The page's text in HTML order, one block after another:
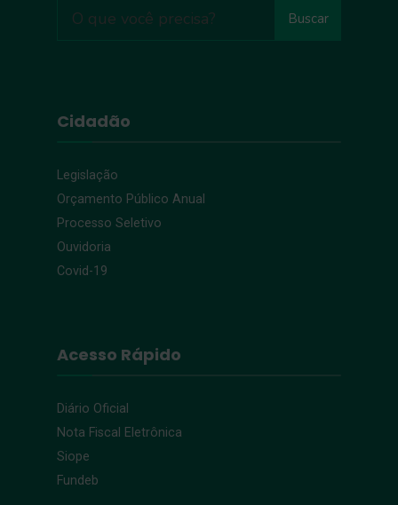
Buscar
Cidadão
Legislação
Orçamento Público Anual
Processo Seletivo
Ouvidoria
Covid-19
Acesso Rápido
Diário Oficial
Nota Fiscal Eletrônica
Siope
Fundeb